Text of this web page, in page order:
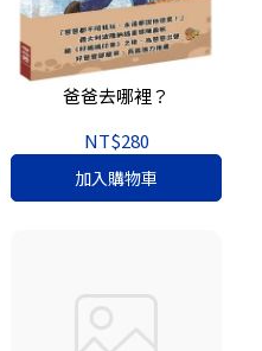
爸爸去哪裡？
NT$280
加入購物車